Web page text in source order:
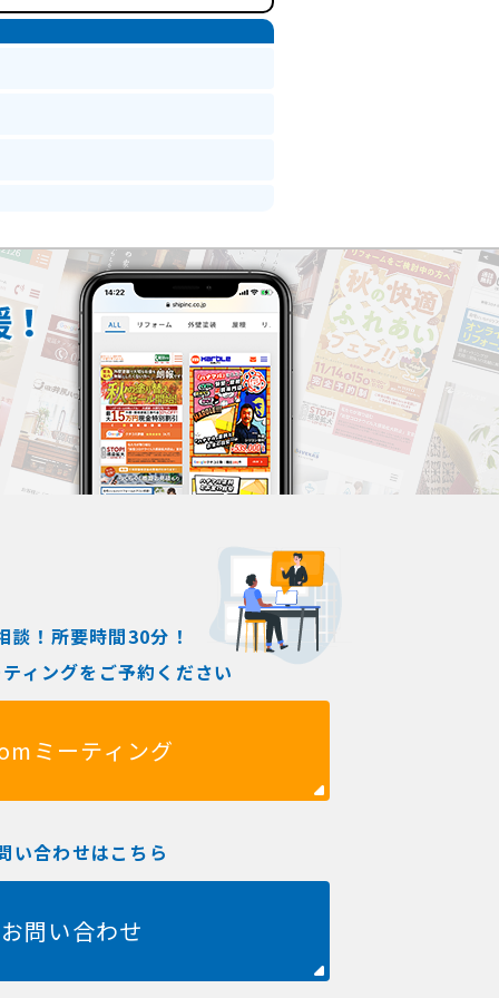
談！所要時間30分！
ィングをご予約ください
ミーティング
い合わせはこちら
お問い合わせ